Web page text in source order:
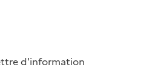
d'information